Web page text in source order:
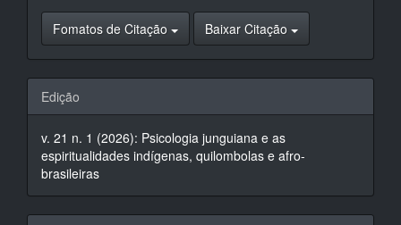
Fomatos de Citação Baixar Citação
Edição
v. 21 n. 1 (2026): Psicologia junguiana e as
espiritualidades indígenas, quilombolas e afro-
brasileiras